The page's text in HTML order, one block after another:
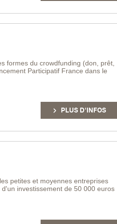
formes du crowdfunding (don, prêt,
Participatif France dans le
PLUS D'INFOS
petites et moyennes entreprises
investissement de 50 000 euros